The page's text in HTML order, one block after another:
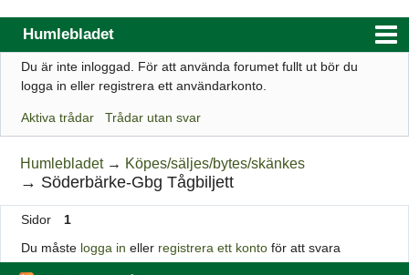
Humlebladet
Index
Regler
Sök
Registrera ett konto
Webbutik
Du är inte inloggad. För att använda forumet fullt ut bör du
logga in eller registrera ett användarkonto.
Aktiva trådar Trådar utan svar
Humlebladet → Köpes/säljes/bytes/skänkes
→ Söderbärke-Gbg Tågbiljett
Sidor
1
Du måste logga in eller registrera ett kontoför att svara